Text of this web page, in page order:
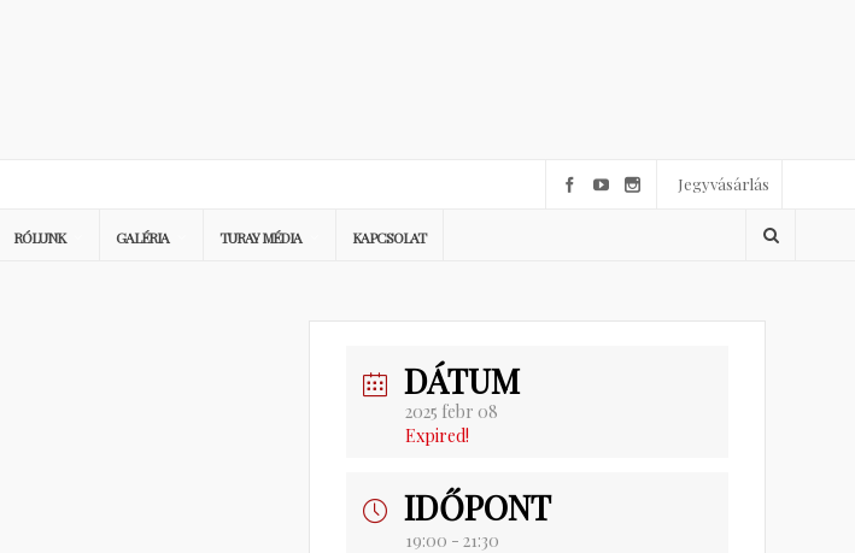
Jegyvásárlás
RÓLUNK GALÉRIA TURAY MÉDIA KAPCSOLAT
DÁTUM
2025 febr 08
Expired!
IDŐPONT
19:00 - 21:30